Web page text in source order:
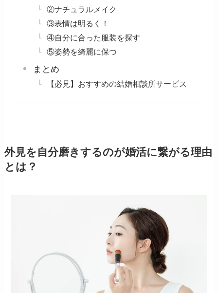
②ナチュラルメイク
③表情は明るく！
④自分に合った服装を探す
⑤姿勢を綺麗に保つ
まとめ
【必見】おすすめの結婚相談所サービス
外見を自分磨きするのが婚活に繋がる理由
とは？